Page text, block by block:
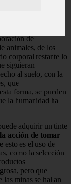
ha aprovechado
de
animales, de los
corporal restante lo
siguieran
al suelo, con la
que
forma, se pueden
la humanidad ha
adquirir un tinte
acción de tomar
esto es el uso de
como la selección
pero que
las minas se hallan